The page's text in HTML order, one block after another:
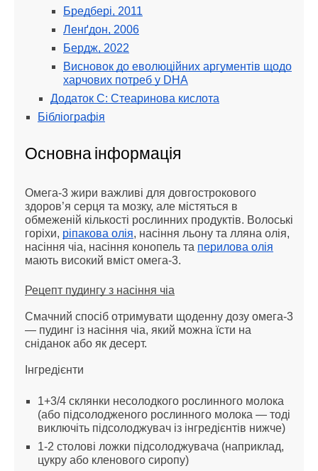
Бредбері, 2011
Ленґдон, 2006
Бердж, 2022
Висновок до еволюційних аргументів щодо
харчових потреб у DHA
Додаток C: Стеаринова кислота
Бібліографія
Основна інформація
Омега-3 жири важливі для довгострокового
здоров’я серця та мозку, але містяться в
обмеженій кількості рослинних продуктів. Волоські
горіхи, ріпакова олія, насіння льону та лляна олія,
насіння чіа, насіння конопель та перилова олія
мають високий вміст омега-3.
Рецепт пудингу з насіння чіа
Смачний спосіб отримувати щоденну дозу омега-3
— пудинг із насіння чіа, який можна їсти на
сніданок або як десерт.
Інгредієнти
1+3/4 склянки несолодкого рослинного молока
(або підсолодженого рослинного молока — тоді
виключіть підсолоджувач із інгредієнтів нижче)
1-2 столові ложки підсолоджувача (наприклад,
цукру або кленового сиропу)